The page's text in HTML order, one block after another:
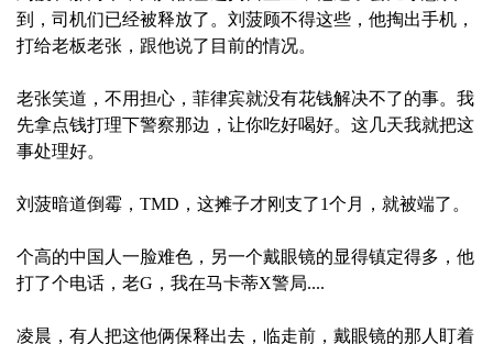
到，司机们已经被释放了。刘菠顾不得这些，他掏出手机，
打给老板老张，跟他说了目前的情况。
老张笑道，不用担心，菲律宾就没有花钱解决不了的事。我
先拿点钱打理下警察那边，让你吃好喝好。这几天我就把这
事处理好。
刘菠暗道倒霉，TMD，这摊子才刚支了1个月，就被端了。
个高的中国人一脸难色，另一个戴眼镜的显得镇定得多，他
打了个电话，老G，我在马卡蒂X警局....
凌晨，有人把这他俩保释出去，临走前，戴眼镜的那人盯着